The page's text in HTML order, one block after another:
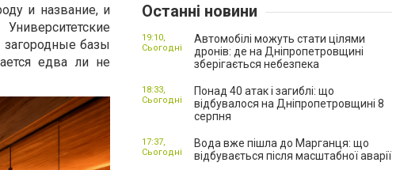
и название, и
базы
едва ли не
Останні новини
Автомобілі можуть стати цілями
дронів: де на Дніпропетровщині
зберігається небезпека
19:10,
Сьогодні
Понад 40 атак і загиблі: що
відбувалося на Дніпропетровщині 8
серпня
18:33,
Сьогодні
Вода вже пішла до Марганця: що
відбувається після масштабної аварії
17:37,
Сьогодні